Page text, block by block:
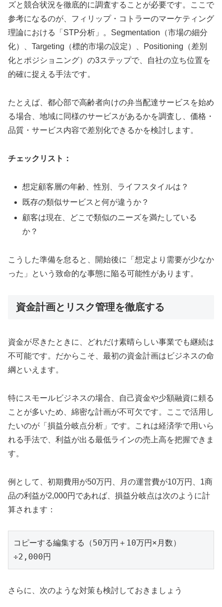
ズと競合状況を徹底的に調査することが必要です。ここで
参考になるのが、フィリップ・コトラーのマーケティング
理論における「STP分析」。Segmentation（市場の細分
化）、Targeting（標的市場の設定）、Positioning（差別
化とポジショニング）の3ステップで、自社の立ち位置を
的確に捉える手法です。
たとえば、都心部で高齢者向けの弁当配達サービスを始め
る場合、地域に同様のサービスがあるかを調査し、価格・
品質・サービス内容で差別化できるかを検討します。
チェックリスト：
想定顧客層の年齢、性別、ライフスタイルは？
既存の類似サービスと何が違うか？
顧客は現在、どこで類似のニーズを満たしている
か？
こうした準備を怠ると、開始後に「想定より需要が少なか
った」という致命的な事態に陥る可能性があります。
資金計画とリスク管理を徹底する
資金が尽きたときに、どれだけ素晴らしい事業でも継続は
不可能です。だからこそ、最初の資金計画はビジネスの命
綱といえます。
特にスモールビジネスの場合、自己資金や少額融資に頼る
ことが多いため、綿密な計画が不可欠です。ここで活用し
たいのが「損益分岐点分析」です。これは経済学で用いら
れる手法で、利益が出る最低ラインの売上高を把握できま
す。
例として、初期費用が50万円、月の運営費が10万円、1商
品の利益が2,000円であれば、損益分岐点は次のように計
算されます：
コピーする編集する
（50万円＋10万円×月数）
さらに、次のような対策も検討しておきましょう